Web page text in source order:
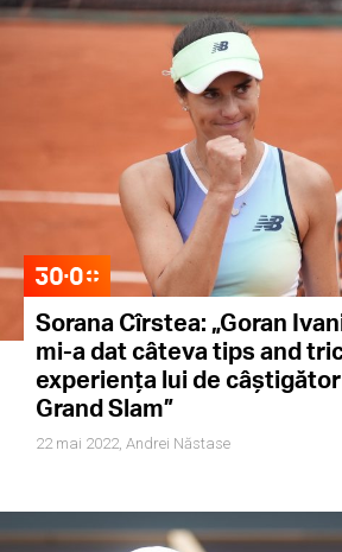
Sorana Cîrstea: „Goran
mi-a dat câteva tips and
experiența lui de
Grand Slam”
22 mai 2022, Andrei Năstase